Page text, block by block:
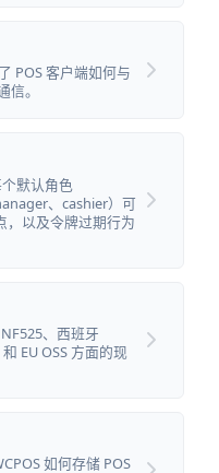
POS 客户端如何与
信。
默认角色
、cashier）可
，以及令牌过期行为
、西班牙
EU OSS 方面的现
如何存储 POS